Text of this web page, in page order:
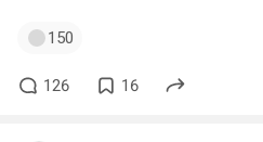
150
126 16